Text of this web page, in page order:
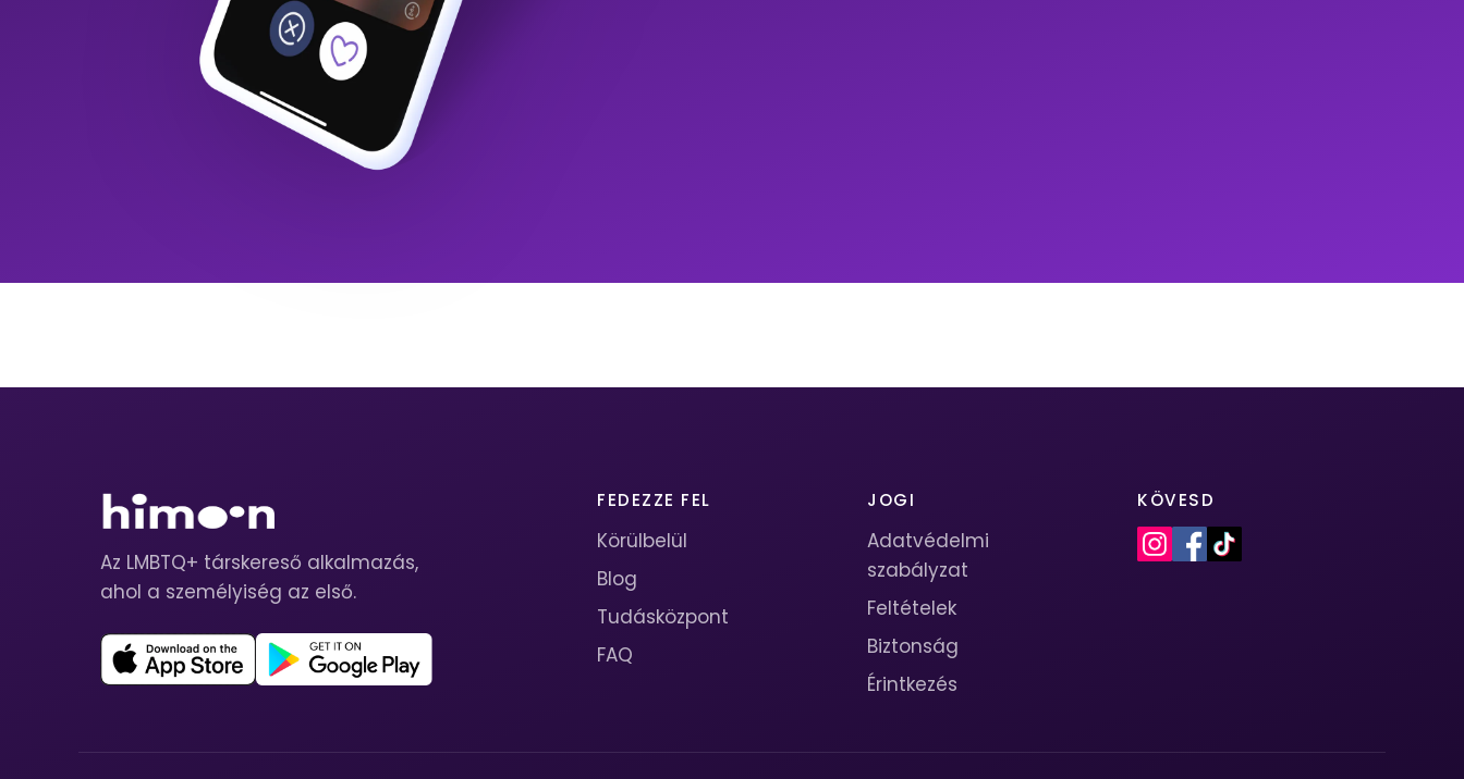
Az LMBTQ+ társkereső alkalmazás,
ahol a személyiség az első.
FEDEZZE FEL
Körülbelül
Blog
Tudásközpont
FAQ
JOGI
Adatvédelmi
szabályzat
Feltételek
Biztonság
Érintkezés
KÖVESD